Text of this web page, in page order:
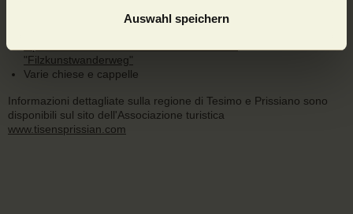
Auswahl speichern
"Filzkunstwanderweg"
Varie chiese e cappelle
Informazioni dettagliate sulla regione di Tesimo e Prissiano sono
disponibili sul sito dell'Associazione turistica
www.tisensprissian.com